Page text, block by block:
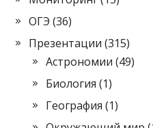
ОГЭ (36)
Презентации (315)
Астрономии (49)
Биология (1)
География (1)